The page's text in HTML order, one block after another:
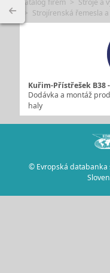
Strojírenská řemesla
Kuřim-Přístřešek B38
Dodávka a montáž
haly
© Evropská databanka